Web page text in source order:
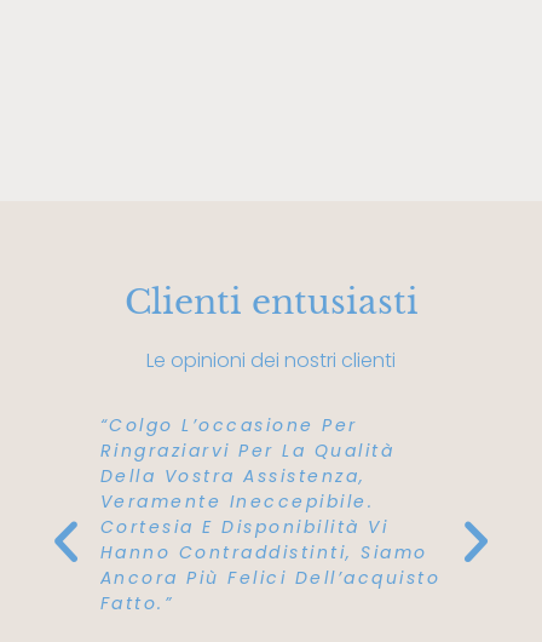
Clienti entusiasti
Le opinioni dei nostri clienti
“Colgo L’occasione Per
Ringraziarvi Per La Qualità
Della Vostra Assistenza,
Veramente Ineccepibile.
Cortesia E Disponibilità Vi
Hanno Contraddistinti, Siamo
Ancora Più Felici Dell’acquisto
Fatto.”